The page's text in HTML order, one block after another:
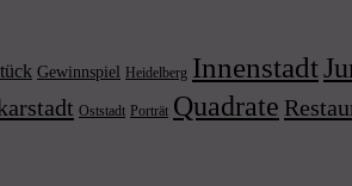
Gewinnspiel Heidelberg Innenstadt
Oststadt Porträt Quadrate